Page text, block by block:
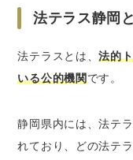
弁護士会の
律相談
ベンナビなら
さいごに｜法
い人におすす
法テラス静岡
法テラスとは、法的
いる公的機関です。
静岡県内には、法テ
れており、どの法テ